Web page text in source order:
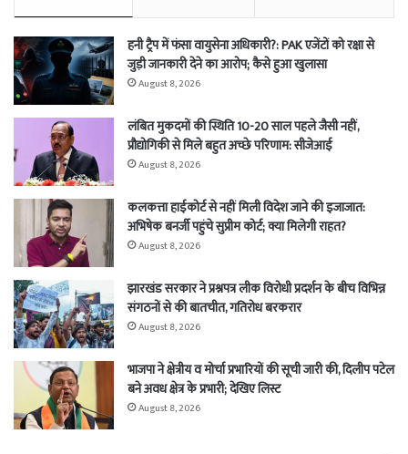
हनी ट्रैप में फंसा वायुसेना अधिकारी?: PAK एजेंटों को रक्षा से
जुड़ी जानकारी देने का आरोप; कैसे हुआ खुलासा
August 8, 2026
लंबित मुकदमों की स्थिति 10-20 साल पहले जैसी नहीं,
प्रौद्योगिकी से मिले बहुत अच्छे परिणाम: सीजेआई
August 8, 2026
कलकत्ता हाईकोर्ट से नहीं मिली विदेश जाने की इजाजात:
अभिषेक बनर्जी पहुंचे सुप्रीम कोर्ट; क्या मिलेगी राहत?
August 8, 2026
झारखंड सरकार ने प्रश्नपत्र लीक विरोधी प्रदर्शन के बीच विभिन्न
संगठनों से की बातचीत, गतिरोध बरकरार
August 8, 2026
भाजपा ने क्षेत्रीय व मोर्चा प्रभारियों की सूची जारी की, दिलीप पटेल
बने अवध क्षेत्र के प्रभारी; देखिए लिस्ट
August 8, 2026